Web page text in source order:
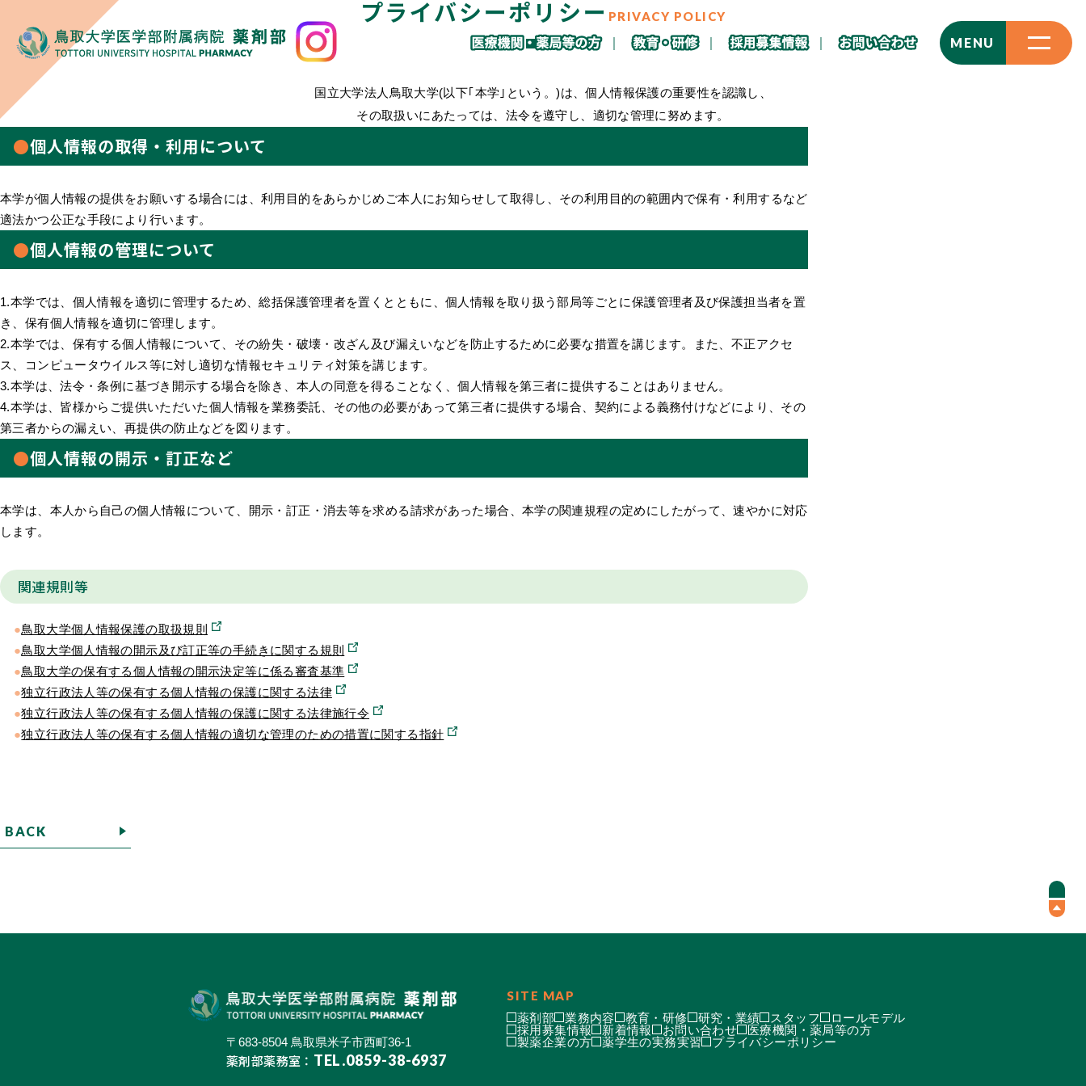
MENU
CLOSE
プライバシーポリシー PRIVACY POLICY
国立大学法人鳥取大学(以下｢本学｣という。)は、個人情報保護の重要性を認識し、
その取扱いにあたっては、法令を遵守し、適切な管理に努めます。
個人情報の取得・利用について
本学が個人情報の提供をお願いする場合には、利用目的をあらかじめご本人にお知らせして取得し、その利用目的の範囲内で保有・利用するなど
適法かつ公正な手段により行います。
個人情報の管理について
1.本学では、個人情報を適切に管理するため、総括保護管理者を置くとともに、個人情報を取り扱う部局等ごとに保護管理者及び保護担当者を置
き、保有個人情報を適切に管理します。
2.本学では、保有する個人情報について、その紛失・破壊・改ざん及び漏えいなどを防止するために必要な措置を講じます。また、不正アクセ
ス、コンピュータウイルス等に対し適切な情報セキュリティ対策を講じます。
3.本学は、法令・条例に基づき開示する場合を除き、本人の同意を得ることなく、個人情報を第三者に提供することはありません。
4.本学は、皆様からご提供いただいた個人情報を業務委託、その他の必要があって第三者に提供する場合、契約による義務付けなどにより、その
第三者からの漏えい、再提供の防止などを図ります。
個人情報の開示・訂正など
本学は、本人から自己の個人情報について、開示・訂正・消去等を求める請求があった場合、本学の関連規程の定めにしたがって、速やかに対応
します。
関連規則等
鳥取大学個人情報保護の取扱規則
鳥取大学個人情報の開示及び訂正等の手続きに関する規則
鳥取大学の保有する個人情報の開示決定等に係る審査基準
独立行政法人等の保有する個人情報の保護に関する法律
独立行政法人等の保有する個人情報の保護に関する法律施行令
独立行政法人等の保有する個人情報の適切な管理のための措置に関する指針
BACK
〒683-8504 鳥取県米子市西町36-1
薬剤部薬務室： TEL.0859-38-6937
SITE MAP
薬剤部 業務内容 教育・研修 研究・業績 スタッフ
ロールモデル
採用募集情報
新着情報 お問い合わせ
医療機関・薬局等の方
製薬企業の方
薬学生の実務実習 プライバシーポリシー